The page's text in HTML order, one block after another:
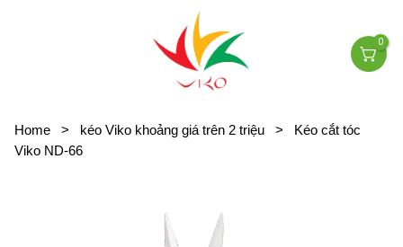
0
Home > kéo Viko khoảng giá trên 2 triệu >
Kéo cắt tóc
Viko ND-66